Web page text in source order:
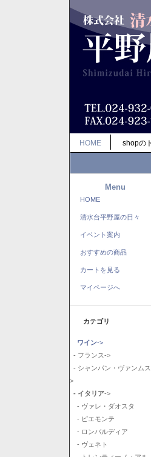
HOME shopの
Menu
HOME
清水台平野屋の日々
イベント案内
おすすめの商品
カートを見る
マイページへ
カテゴリ
ワイン->
- フランス->
- シャンパン・ヴァンム
>
- イタリア->
- ヴァレ・ダオスタ
- ピエモンテ
- ロンバルディア
- ヴェネト